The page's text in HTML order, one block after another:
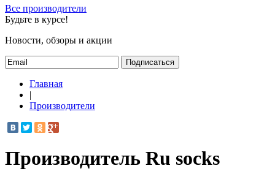
Все производители
Будьте в курсе!
Новости, обзоры и акции
Подписаться
Главная
|
Производители
Производитель Ru socks